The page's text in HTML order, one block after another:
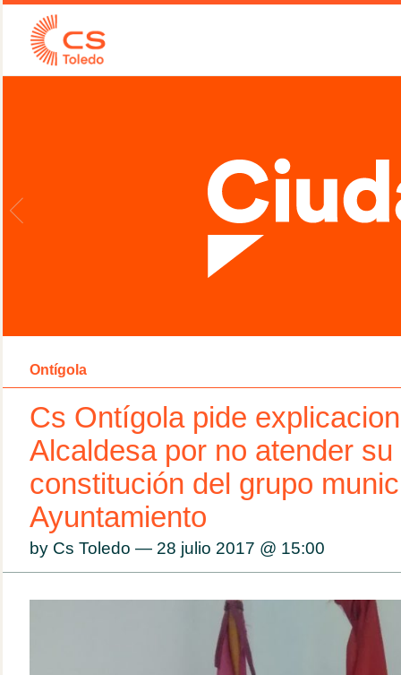
Ontígola
Cs Ontígola pide
Alcaldesa por no atender
constitución del grupo
Ayuntamiento
by Cs Toledo — 28 julio 2017 @ 15:00